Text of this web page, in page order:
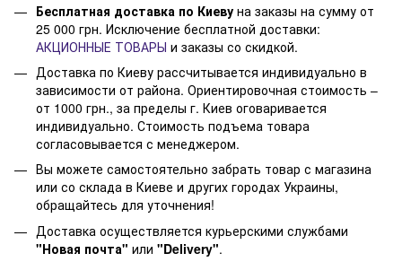
Бесплатная доставка по Киеву на заказы на сумму от
25 000 грн. Исключение бесплатной доставки:
АКЦИОННЫЕ ТОВАРЫ и заказы со скидкой.
Доставка по Киеву рассчитывается индивидуально в
зависимости от района. Ориентировочная стоимость –
от 1000 грн., за пределы г. Киев оговаривается
индивидуально. Стоимость подъема товара
согласовывается с менеджером.
Вы можете самостоятельно забрать товар с магазина
или со склада в Киеве и других городах Украины,
обращайтесь для уточнения!
Доставка осуществляется курьерскими службами
"Новая почта" или "Delivery".